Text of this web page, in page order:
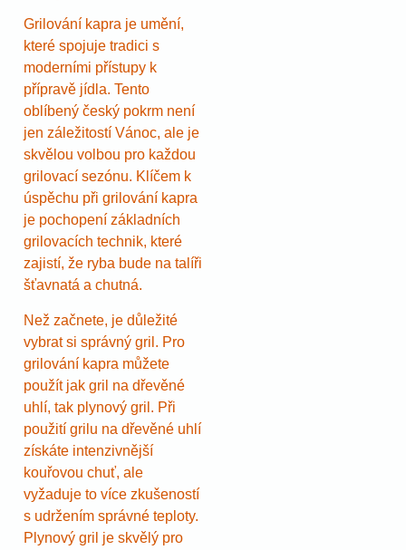
Grilování kapra je umění,
které spojuje tradici s
moderními přístupy k
přípravě jídla. Tento
oblíbený český pokrm není
jen záležitostí Vánoc, ale je
skvělou volbou pro každou
grilovací sezónu. Klíčem k
úspěchu při grilování kapra
je pochopení základních
grilovacích technik, které
zajistí, že ryba bude na talíři
šťavnatá a chutná.
Než začnete, je důležité
vybrat si správný gril. Pro
grilování kapra můžete
použít jak gril na dřevěné
uhlí, tak plynový gril. Při
použití grilu na dřevěné uhlí
získáte intenzivnější
kouřovou chuť, ale
vyžaduje to více zkušeností
s udržením správné teploty.
Plynový gril je skvělý pro